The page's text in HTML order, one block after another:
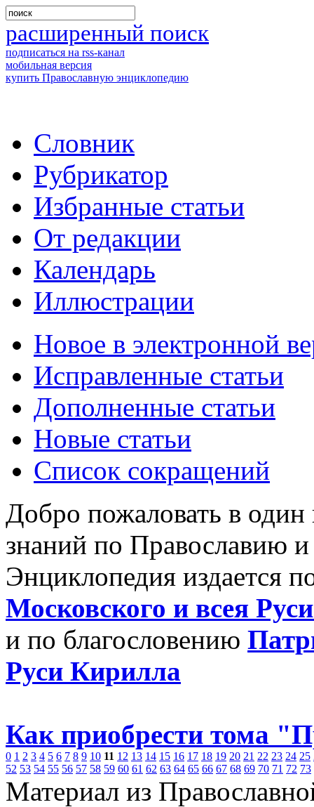
расширенный поиск
подписаться на rss-канал
мобильная версия
купить Православную энциклопедию
Словник
Рубрикатор
Избранные статьи
От редакции
Календарь
Иллюстрации
Новое в электронной
Исправленные статьи
Дополненные статьи
Новые статьи
Список сокращений
Добро пожаловать в
знаний по Православию
Энциклопедия издается
Московского и всея
и по благословению
Руси Кирилла
Как приобрести тома
0 1 2 3 4 5 6 7 8 9 10 11 12 13 14 15 16 17 18 19 20 21 22 23 24 25
52 53 54 55 56 57 58 59 60 61 62 63 64 65 66 67 68 69 70 71 72 73
Материал из